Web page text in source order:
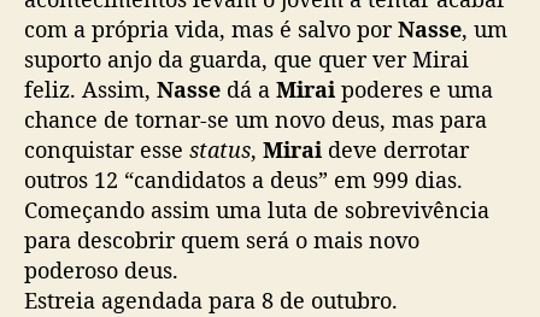
com a própria vida, mas é salvo porNasse, um
suporto anjo da guarda, que quer ver Mirai
feliz. Assim, Nasse dá a Mirai poderes e uma
chance de tornar-se um novo deus, mas para
conquistar esse status, Mirai deve derrotar
outros 12 “candidatos a deus” em 999 dias.
Começando assim uma luta de sobrevivência
para descobrir quem será o mais novo
poderoso deus.
Estreia agendada para 8 de outubro.